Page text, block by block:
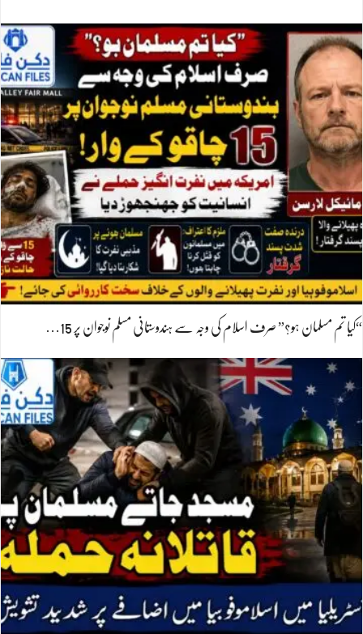
“کیا تم مسلمان ہو؟” صرف اسلام کی وجہ سے ہندوستانی مسلم نوجوان پر 15…